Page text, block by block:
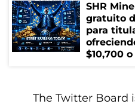
SHR
gratuito
para
$10,700
The Twitter Board